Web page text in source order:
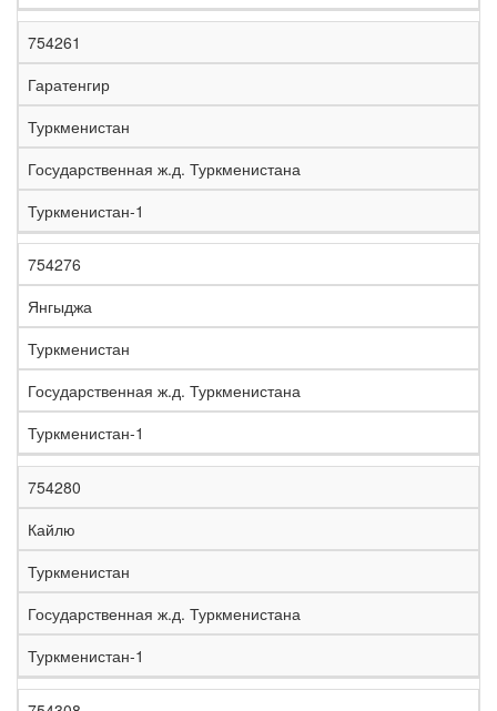
754261
Гаратенгир
Туркменистан
Государственная ж.д. Туркменистана
Туркменистан-1
754276
Янгыджа
Туркменистан
Государственная ж.д. Туркменистана
Туркменистан-1
754280
Кайлю
Туркменистан
Государственная ж.д. Туркменистана
Туркменистан-1